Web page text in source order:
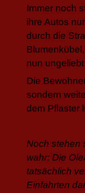
Immer noch
ihre Autos
durch die
nun
Die
sondern
dem Pflaster
Noch stehen
wahr: Die
tatsächlich
Einfahrten